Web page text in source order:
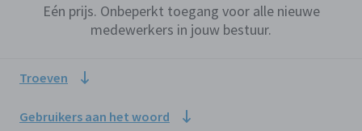
Eén prijs. Onbeperkt toegang voor alle nieuwe
medewerkers in jouw bestuur.
Troeven
Gebruikers aan het woord